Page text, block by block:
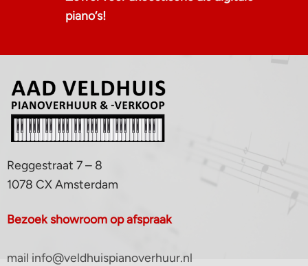
piano‘s!
Reggestraat 7 – 8
1078 CX Amsterdam
Bezoek showroom op afspraak
mail info@veldhuispianoverhuur.nl